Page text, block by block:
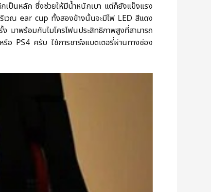
นหลัก ซึ่งช่วยให้มีน้ำหนักเบา แต่ก็ยังแข็งแรง
เวณ ear cup ทั้งสองข้างนั้นจะมีไฟ LED สีแดง
มาพร้อมกับไมโครโฟนประสิทธิภาพสูงที่สามารถ
PS4 ครับ ใช้การชาร์จแบตเตอรี่ผ่านทางช่อง